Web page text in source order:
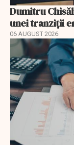
Dumitru
unei tranziții
06 AUGUST 2026